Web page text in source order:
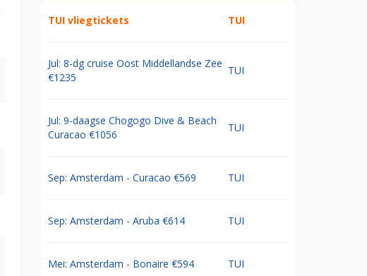
TUI vliegtickets TUI
Jul: 8-dg cruise Oost Middellandse Zee
€1235
TUI
Jul: 9-daagse Chogogo Dive & Beach
Curacao €1056
TUI
Sep: Amsterdam - Curacao €569 TUI
Sep: Amsterdam - Aruba €614 TUI
Mei: Amsterdam - Bonaire €594 TUI